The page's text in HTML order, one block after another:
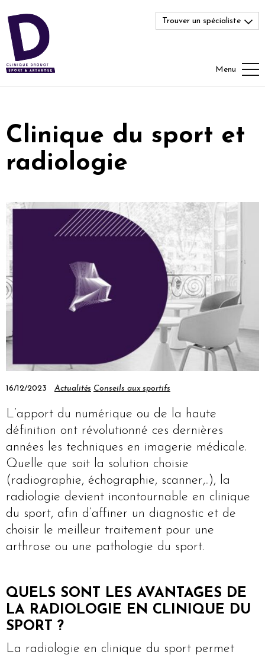
Trouver un spécialiste
Menu
Clinique du sport et
radiologie
16/12/2023 Actualités Conseils aux sportifs
L’apport du numérique ou de la haute
définition ont révolutionné ces dernières
années les techniques en imagerie médicale.
Quelle que soit la solution choisie
(radiographie, échographie, scanner,..), la
radiologie devient incontournable en clinique
du sport, afin d’affiner un diagnostic et de
choisir le meilleur traitement pour une
arthrose ou une pathologie du sport.
QUELS SONT LES AVANTAGES DE
LA RADIOLOGIE EN CLINIQUE DU
SPORT ?
La radiologie en clinique du sport permet